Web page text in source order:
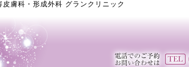
膚科・形成外科 グランクリニック